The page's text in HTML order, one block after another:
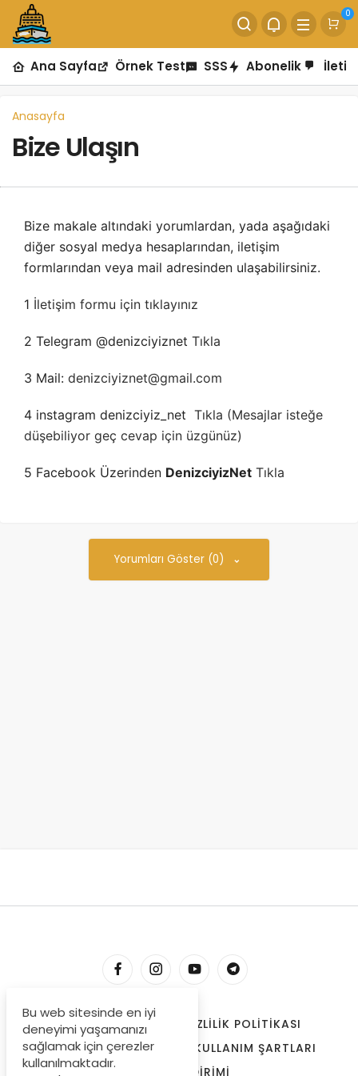
0
Ana Sayfa Örnek Test SSS Abonelik
Anasayfa
Bize Ulaşın
Bize makale altındaki yorumlardan, yada aşağıdaki
diğer sosyal medya hesaplarından, iletişim
formlarından veya mail adresinden ulaşabilirsiniz.
1 İletişim formu için tıklayınız
2 Telegram @denizciyiznet Tıkla
3 Mail: denizciyiznet@gmail.com
4 instagram denizciyiz_net Tıkla (Mesajlar isteğe
düşebiliyor geç cevap için üzgünüz)
5 Facebook Üzerinden DenizciyizNet Tıkla
Yorumları Göster (0)
HESABIM İLETIŞIM
GIZLILIK POLITIKASI
ÇEREZLER
BIZE ULAŞIN
KULLANIM ŞARTLARI
ÖDEME BILDIRIMI
Bu web sitesinde en iyi
deneyimi yaşamanızı
sağlamak için çerezler
kullanılmaktadır.